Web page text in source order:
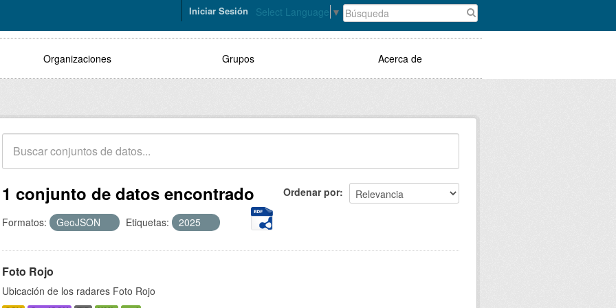
Select Language ▼
Iniciar Sesión
Organizaciones Grupos Acerca de
Ordenar por
1 conjunto de datos encontrado
Formatos: GeoJSON Etiquetas: 2025
Foto Rojo
Ubicación de los radares Foto Rojo